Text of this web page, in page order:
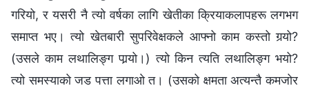
गरियो, र यसरी नै त्यो वर्षका लागि खेतीका क्रियाकलापहरू लगभग
समाप्त भए। त्यो खेतबारी सुपरिवेक्षकले आफ्नो काम कस्तो गर्‍यो?
(उसले काम लथालिङ्ग पार्‍यो।) त्यो किन त्यति लथालिङ्ग भयो?
त्यो समस्याको जड पत्ता लगाओ त। (उसको क्षमता अत्यन्तै कमजोर